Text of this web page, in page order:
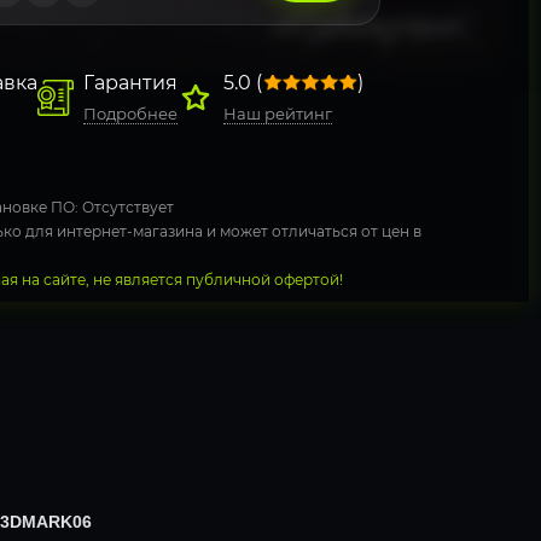
Гарантия
Подробнее
5.0 ( )
Наш рейтинг
ПО: Отсутствует
для интернет-магазина и может отличаться от цен в
на сайте, не является публичной офертой!